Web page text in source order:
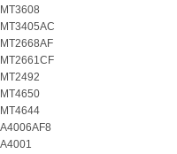
MT3608
MT3405AC
MT2668AF
MT2661CF
MT2492
MT4650
MT4644
A4006AF8
A4001